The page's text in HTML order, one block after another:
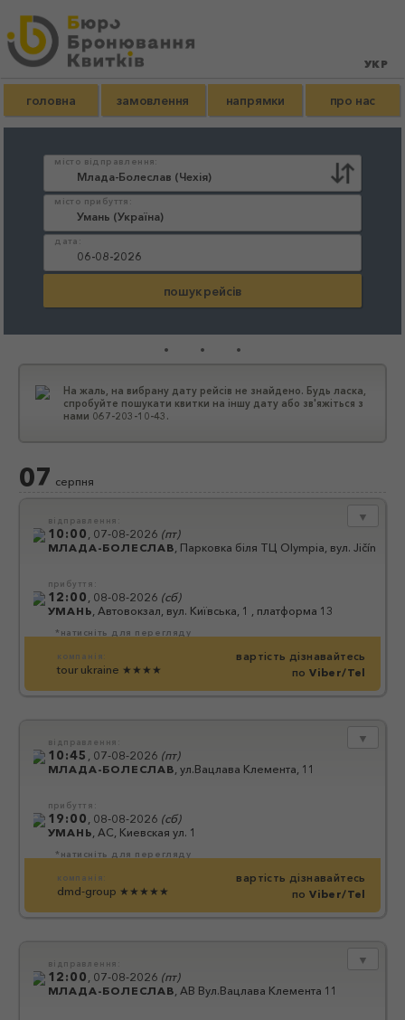
головна замовлення напрямки про нас
місто відправлення:
місто прибуття:
дата:
...
На жаль, на вибрану дату рейсів не знайдено. Будь ласка,
спробуйте пошукати квитки на іншу дату або зв'яжіться з
нами 067-203-10-43.
07 серпня
▼
*натисніть для перегляду
відправлення:
10:00 07-08-2026 (пт)
МЛАДА-БОЛЕСЛАВ Парковка біля ТЦ Olympia, вул. Jičínská
прибуття:
12:00 08-08-2026 (сб)
УМАНЬ Автовокзал, вул. Київська, 1 , платформа 13
компанія:
tour ukraine ★★★★
вартість дізнавайтесь
поViber/Tel
▼
*натисніть для перегляду
відправлення:
10:45 07-08-2026 (пт)
МЛАДА-БОЛЕСЛАВ ул.Вацлава Клемента, 11
прибуття:
19:00 08-08-2026 (сб)
УМАНЬ АС, Киевская ул. 1
компанія:
dmd-group ★★★★★
вартість дізнавайтесь
поViber/Tel
▼
відправлення:
12:00 07-08-2026 (пт)
МЛАДА-БОЛЕСЛАВ АВ Вул.Вацлава Клемента 11